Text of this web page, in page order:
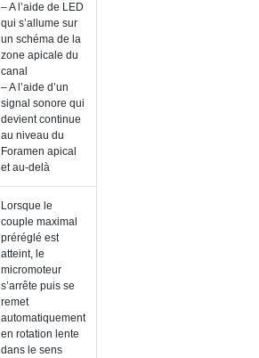
– A l’aide de LED
qui s’allume sur
un schéma de la
zone apicale du
canal
– A l’aide d’un
signal sonore qui
devient continue
au niveau du
Foramen apical
et au-delà
Lorsque le
couple maximal
préréglé est
atteint, le
micromoteur
s’arrête puis se
remet
automatiquement
en rotation lente
dans le sens